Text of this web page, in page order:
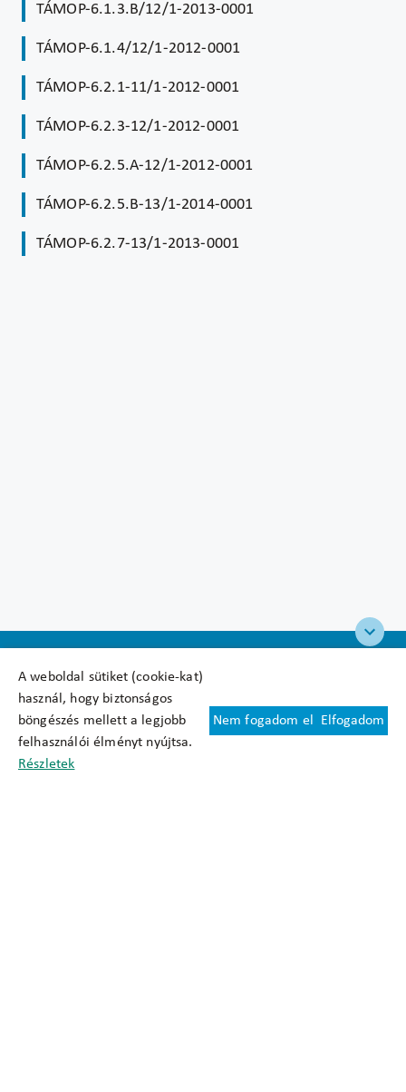
A weboldal sütiket (cookie-kat)
használ, hogy biztonságos
böngészés mellett a legjobb
felhasználói élményt nyújtsa.
Részletek
Nem fogadom el Elfogadom
TÁMOP-6.1.3.B/12/1-2013-0001
TÁMOP-6.1.4/12/1-2012-0001
TÁMOP-6.2.1-11/1-2012-0001
TÁMOP-6.2.3-12/1-2012-0001
TÁMOP-6.2.5.A-12/1-2012-0001
TÁMOP-6.2.5.B-13/1-2014-0001
TÁMOP-6.2.7-13/1-2013-0001
Felhasználási feltételek